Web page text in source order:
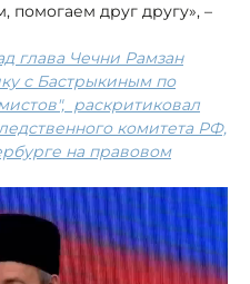
друг другу», –
глава Чечни Рамзан
с Бастрыкиным по
раскритиковал
комитета РФ,
на правовом